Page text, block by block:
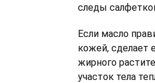
следы
Если масло
кожей, сделает
жирного
участок тела